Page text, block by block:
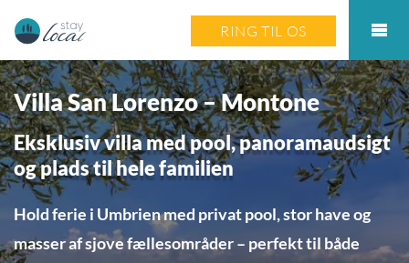
RING TIL OS
Villa San Lorenzo – Montone
Eksklusiv villa med pool, panoramaudsigt
og plads til hele familien
Hold ferie i Umbrien med privat pool, stor have og
masser af sjove fællesområder – perfekt til både